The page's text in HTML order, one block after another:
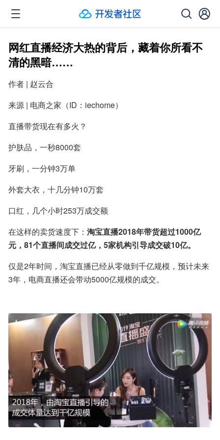
网红直播经济大热的背后，藏着你所看不
清的黑暗……
作者 | 赵云合
来源 | 电商之家（ID：iechome）
直播带货现在有多火？
护肤品，一秒8000套
牙刷，一分钟3万单
外套大衣，十几分钟10万套
口红，几个小时253万成交额
在这样的卖货速度下： 淘宝直播2018年带货超过1000亿
元，81个直播间成交过亿，5家机构引导成交破10亿。
仅是2年时间，淘宝直播已经从零做到千亿规模，预计未来
3年，电商直播还会带动5000亿规模的成交。